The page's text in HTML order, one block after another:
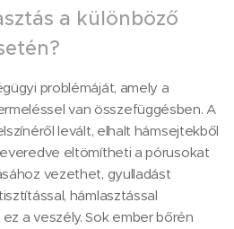
a különböző
problémáját, amely a
van összefüggésben. A
levált, elhalt hámsejtekből
eltömítheti a pórusokat
vezethet, gyulladást
hámlasztással
a veszély. Sok ember bőrén